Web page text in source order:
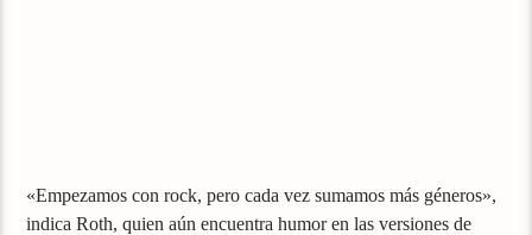
«Empezamos con rock, pero cada vez sumamos más géneros»,
indica Roth, quien aún encuentra humor en las versiones de